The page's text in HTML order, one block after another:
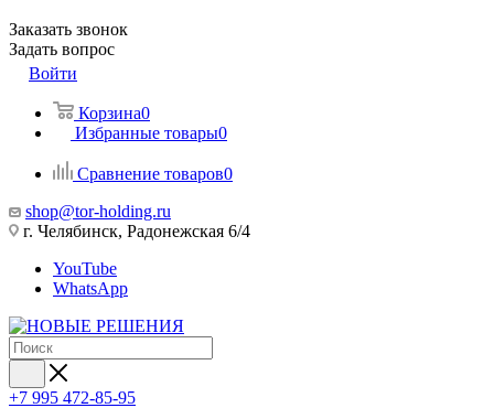
Заказать звонок
Задать вопрос
Войти
Корзина0
Избранные товары0
Сравнение товаров0
shop@tor-holding.ru
г. Челябинск, Радонежская 6/4
YouTube
WhatsApp
+7 995 472-85-95